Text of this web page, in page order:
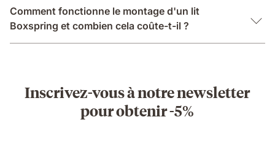
Comment fonctionne le montage d'un lit
Boxspring et combien cela coûte-t-il ?
Inscrivez-vous à notre newsletter
pour obtenir -5%